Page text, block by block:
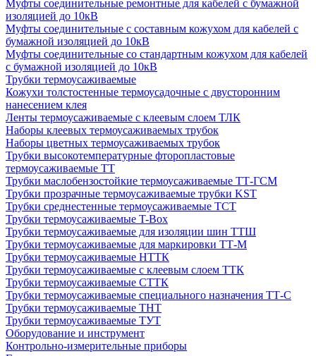
Муфты соединительные ремонтные для кабелей с бумажной
изоляцией до 10кВ
Муфты соединительные с составным кожухом для кабелей с
бумажной изоляцией до 10кВ
Муфты соединительные со стандартным кожухом для кабелей
с бумажной изоляцией до 10кВ
Трубки термоусаживаемые
Кожухи толстостенные термоусадочные с двусторонним
нанесением клея
Ленты термоусаживаемые с клеевым слоем ТЛК
Наборы клеевых термоусаживаемых трубок
Наборы цветных термоусаживаемых трубок
Трубки высокотемпературные фторопластовые
термоусаживаемые ТТ
Трубки маслобензостойкие термоусаживаемые ТТ-ГСМ
Трубки прозрачные термоусаживаемые трубки KST
Трубки среднестенные термоусаживаемые ТСТ
Трубки термоусаживаемые T-Box
Трубки термоусаживаемые для изоляции шин ТТШ
Трубки термоусаживаемые для маркировки ТТ-М
Трубки термоусаживаемые НTТК
Трубки термоусаживаемые с клеевым слоем TТК
Трубки термоусаживаемые СTТК
Трубки термоусаживаемые специального назначения ТТ-С
Трубки термоусаживаемые ТНТ
Трубки термоусаживаемые ТУТ
Оборудование и инструмент
Контрольно-измерительные приборы